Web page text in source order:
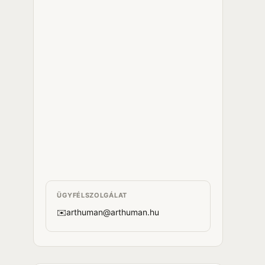
ÜGYFÉLSZOLGÁLAT
✉️arthuman@arthuman.hu